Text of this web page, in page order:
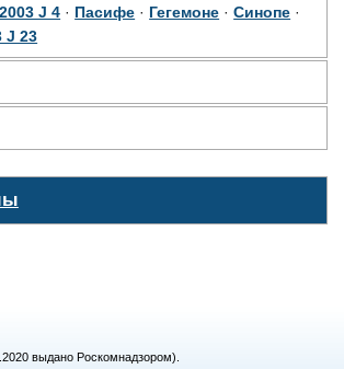
J 4 · Пасифе · Гегемоне ·Синопе ·
J 23
выдано Роскомнадзором).